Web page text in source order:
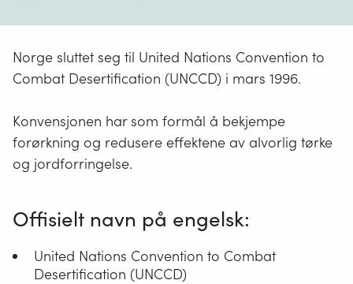
Norge sluttet seg til United Nations Convention to
Combat Desertification (UNCCD) i mars 1996.
Konvensjonen har som formål å bekjempe
forørkning og redusere effektene av alvorlig tørke
og jordforringelse.
Offisielt navn på engelsk:
United Nations Convention to Combat
Desertification (UNCCD)